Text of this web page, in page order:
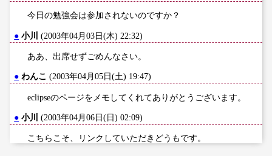
今日の勉強会は参加されないのですか？
● 小川 (2003年04月03日(木) 22:32)
ああ、出席せずごめんなさい。
● わんこ (2003年04月05日(土) 19:47)
eclipseのページをメモしてくれてありがとうございます。
● 小川 (2003年04月06日(日) 02:09)
こちらこそ、リンクしていただきどうもです。